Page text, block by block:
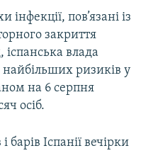
пов’язані із
закриття
влада
найбільших ризиків у
на 6 серпня
осіб.
барів Іспанії вечірки